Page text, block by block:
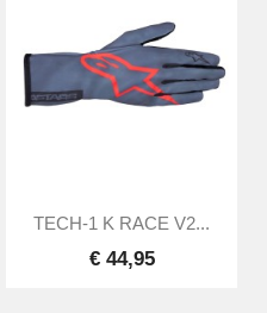
TECH-1 K RACE V2...
€ 44,95